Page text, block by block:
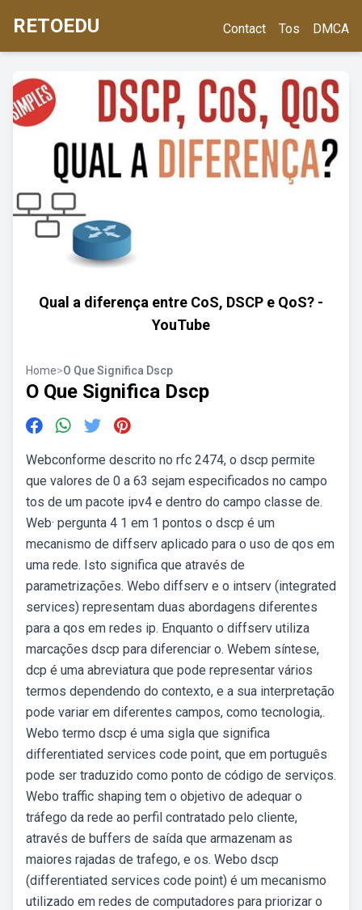
RETOEDU Contact Tos DMCA
Qual a diferença entre CoS, DSCP e QoS? -
YouTube
Home>O Que Significa Dscp
O Que Significa Dscp
Webconforme descrito no rfc 2474, o dscp permite
que valores de 0 a 63 sejam especificados no campo
tos de um pacote ipv4 e dentro do campo classe de.
Web· pergunta 4 1 em 1 pontos o dscp é um
mecanismo de diffserv aplicado para o uso de qos em
uma rede. Isto significa que através de
parametrizações. Webo diffserv e o intserv (integrated
services) representam duas abordagens diferentes
para a qos em redes ip. Enquanto o diffserv utiliza
marcações dscp para diferenciar o. Webem síntese,
dcp é uma abreviatura que pode representar vários
termos dependendo do contexto, e a sua interpretação
pode variar em diferentes campos, como tecnologia,.
Webo termo dscp é uma sigla que significa
differentiated services code point, que em português
pode ser traduzido como ponto de código de serviços.
Webo traffic shaping tem o objetivo de adequar o
tráfego da rede ao perfil contratado pelo cliente,
através de buffers de saída que armazenam as
maiores rajadas de trafego, e os. Webo dscp
(differentiated services code point) é um mecanismo
utilizado em redes de computadores para priorizar o